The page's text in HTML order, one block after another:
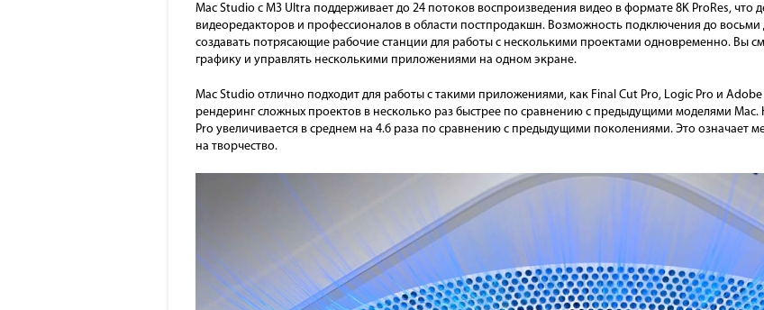
Mac Studio с M3 Ultra поддерживает до 24 потоков воспроизведения видео в формате 8K ProRes, что
видеоредакторов и профессионалов в области постпродакшн. Возможность подключения до
создавать потрясающие рабочие станции для работы с несколькими проектами одновременно. Вы
графику и управлять несколькими приложениями на одном экране.
Mac Studio отлично подходит для работы с такими приложениями, как Final Cut Pro, Logic Pro и
рендеринг сложных проектов в несколько раз быстрее по сравнению с предыдущими моделями
Pro увеличивается в среднем на 4.6 раза по сравнению с предыдущими поколениями. Это
на творчество.